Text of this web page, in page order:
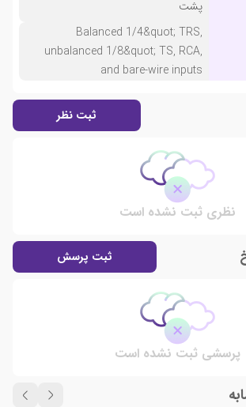
پشت
Balanced 1/4&quot; TRS,
unbalanced 1/8&quot; TS, RCA,
and bare-wire inputs
ثبت نظر
نظری ثبت نشده است
ثبت پرسش
پرسشی ثبت نشده است